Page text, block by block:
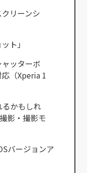
クリーンシ
ト」
ッターボ
（Xperia 1
かもしれ
影・撮影モ
バージョンア